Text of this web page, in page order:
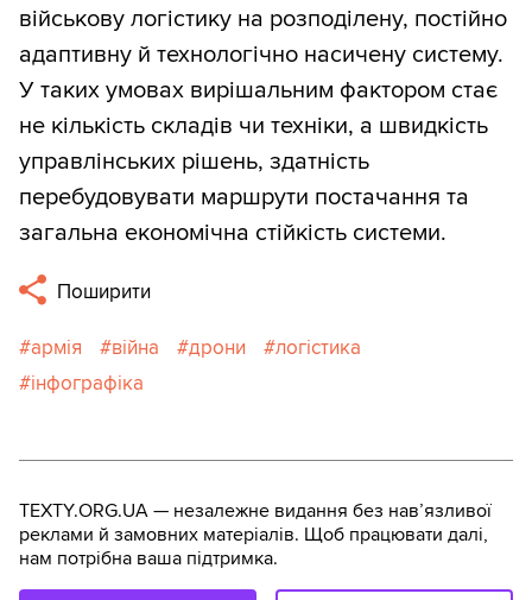
військову логістику на розподілену, постійно
адаптивну й технологічно насичену систему.
У таких умовах вирішальним фактором стає
не кількість складів чи техніки, а швидкість
управлінських рішень, здатність
перебудовувати маршрути постачання та
загальна економічна стійкість системи.
Поширити
армія війна дрони
логістика
інфографіка
TEXTY.ORG.UA — незалежне видання без навʼязливої
реклами й замовних матеріалів. Щоб працювати далі,
нам потрібна ваша підтримка.